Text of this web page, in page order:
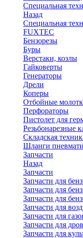
Специальная
Назад
Специальная
FUXTEC
Бензорезы
Буры
Верстаки, козлы
Гайковерты
Генераторы
Дрели
Коперы
Отбойные
Перфораторы
Пистолет для
Резьбонарезные
Складская
Шланги
Запчасти
Назад
Запчасти
Запчасти для
Запчасти для
Запчасти для
Запчасти для
Запчасти для
Запчасти для
Запчасти для